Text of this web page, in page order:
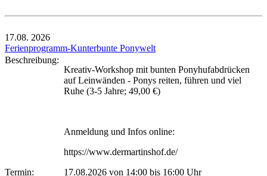
17.08. 2026
Ferienprogramm-Kunterbunte Ponywelt
Beschreibung:
Kreativ-Workshop mit bunten Ponyhufabdrücken
auf Leinwänden - Ponys reiten, führen und viel
Ruhe (3-5 Jahre; 49,00 €)
Anmeldung und Infos online:
https://www.dermartinshof.de/
Termin:
17.08.2026 von 14:00 bis 16:00 Uhr